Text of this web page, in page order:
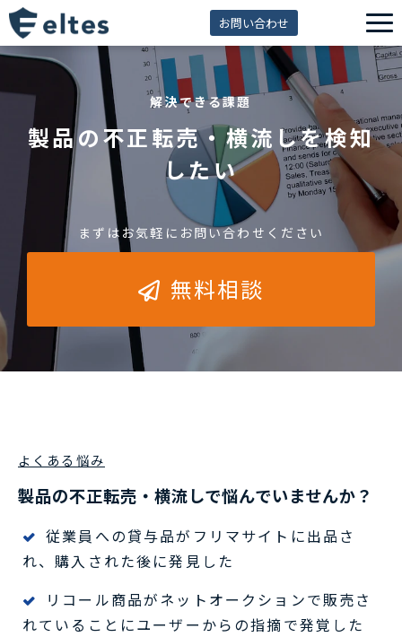
お問い合わせ
サービス一覧
解決できる課題
セミナー
資料ダウンロード
導入事例
eltes insight
解決できる課題
製品の不正転売・横流しを検知
したい
まずはお気軽にお問い合わせください
無料相談
よくある悩み
製品の不正転売・横流しで悩んでいませんか？
従業員への貸与品がフリマサイトに出品さ
れ、購入された後に発見した
リコール商品がネットオークションで販売さ
れていることにユーザーからの指摘で発覚した